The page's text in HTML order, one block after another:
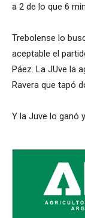
a 2 de lo que 6
Trebolense lo
aceptable el
Páez. La JUve la
Ravera que tapó
Y la Juve lo ganó